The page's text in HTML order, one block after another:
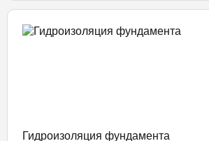
Гидроизоляция фундамента